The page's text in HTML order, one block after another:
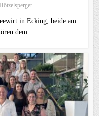
in Ecking, beide am
dem...